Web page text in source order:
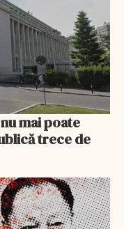
mai poate
trece de